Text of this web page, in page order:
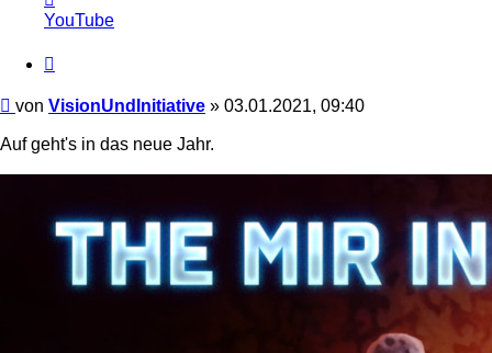
von
VisionUndInitiative
YouTube
Beitrag
von VisionUndInitiative » 03.01.2021, 09:40
Auf geht's in das neue Jahr.